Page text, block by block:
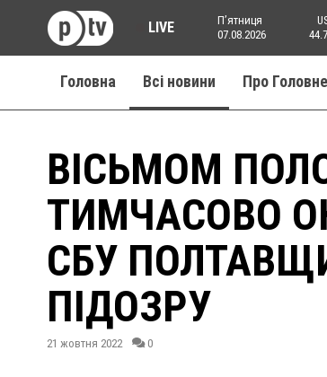
LIVE
Пʼятниця
07.08.2026
Головна Всі новини Про Головне
ВІСЬМОМ
ТИМЧАСОВО
СБУ
ПІДОЗРУ
21 жовтня 2022 0